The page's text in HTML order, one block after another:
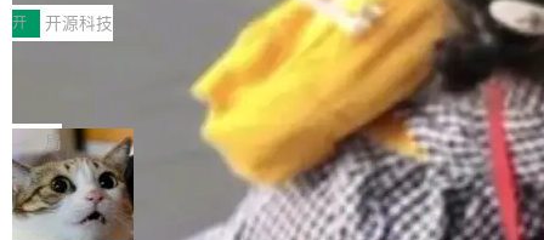
持续开源更多基于UCL-Engine的高性能通信组
件。 腾讯网平团队在UCL-MPComm中实现了一
个独立于业务线程的全局通信引擎（Engine），
经开始引入 AI Coding 工具，通过调用公有云模
型或企业内部部署模型提升研发效率。但随着 AI
Coding 从个人辅助工具逐步走向团队级、组织
级应用，企业在规模化落地过程中，对安全性、
可控性和代码质量提出了更高要求。 首先是数据
安全与合规要求。对于大多数普通研发场景，公
有云模型能够满足快速试用和效率提升的需求。
但对于金融、能源、医疗等对数据安全要求较...
智能应用典型案例名单》，集中展示人工智能在
各领域的应用成果，覆盖技术底座、行业赋能、
产品应用、支撑保障、专题等五大方向。深信服
AI算力网关（AI创新平台）成功入选！ 随着各行
各业的Agent走向规模化建设，算力构成形态逐
渐丰富，用户关注的重点也在发生变化：不只是
让AI用起来，还要进一步看清混合算力时代下，
Token花在哪里、算力是否被充分利用，以及持
开 开源科技
Jeff Dean 离开 Google：一个时代的结
束，一个实验室的开始
Google 员工编号 20。MapReduce 作者之一。
Bigtable 作者之一。TensorFlow 的作者之一。
Gemini 的架构师。Google 首席科学家。 Jeff D
ean 在 Google 工作了 27 年后，宣布离职。 他
不是一个人走。一同离开的还有 Sanjay Ghema
局
🔥 SolonCode v2026.8.4 发布：界面
字体可调、22 种语言、记忆搜索增强
打开终端就能上岗的全中文编码智能体，这一轮